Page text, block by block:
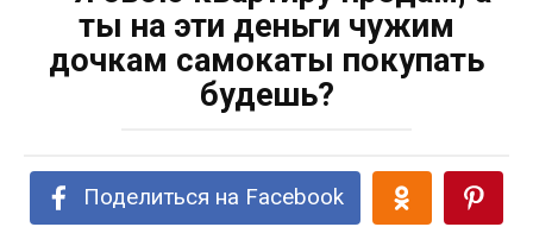
ты на эти деньги чужим
дочкам самокаты покупать
будешь?
Поделиться на Facebook